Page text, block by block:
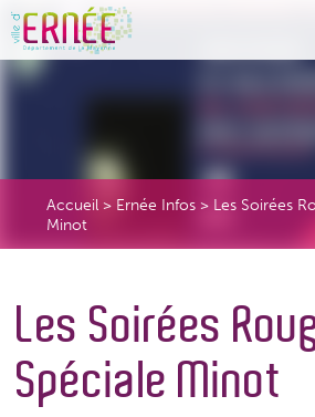
Accueil > Ernée Infos > Les Soirées
Minot
Les Soirées
Spéciale Minot